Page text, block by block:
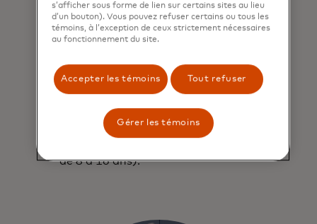
Kids4Tech™
Le plus grand programme STIM au
de 8 à 16 ans).2
s’afficher sous forme de lien sur certains sites au lieu
d’un bouton). Vous pouvez refuser certains ou tous les
témoins, à l’exception de ceux strictement nécessaires
au fonctionnement du site.
Accepter les témoins Tout refuser
Gérer les témoins